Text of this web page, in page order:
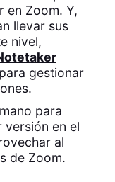
en Zoom. Y,
llevar sus
nivel,
gestionar
para
en el
al
de Zoom.